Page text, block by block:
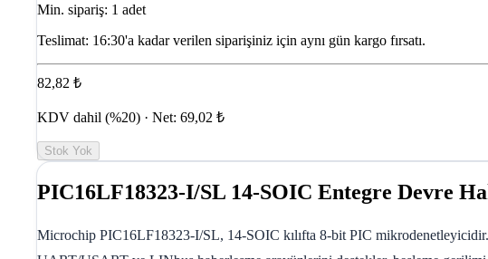
Min. sipariş: 1 adet
Teslimat: 16:30'a kadar verilen siparişiniz için aynı gün kargo fırsatı.
82,82 ₺
KDV dahil (%20) · Net: 69,02 ₺
Stok Yok
PIC16LF18323-I/SL 14-SOIC Entegre Devre
Microchip PIC16LF18323-I/SL, 14-SOIC kılıfta 8-bit PIC